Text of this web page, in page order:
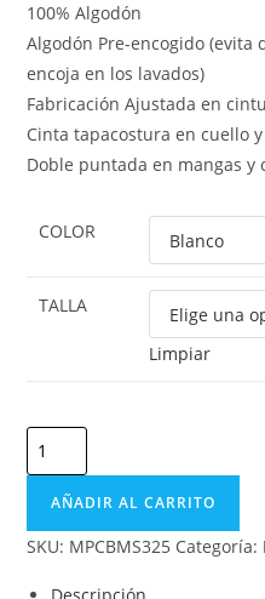
100% Algodón
Algodón Pre-encogido
encoja en los lavados)
Fabricación Ajustada en
Cinta tapacostura en cuello
Doble puntada en mangas y
COLOR
TALLA
Limpiar
Polera
Gatos
Bengalí
«Qué
mirando?»
AÑADIR AL CARRITO
SKU: MPCBMS325 Categoría: